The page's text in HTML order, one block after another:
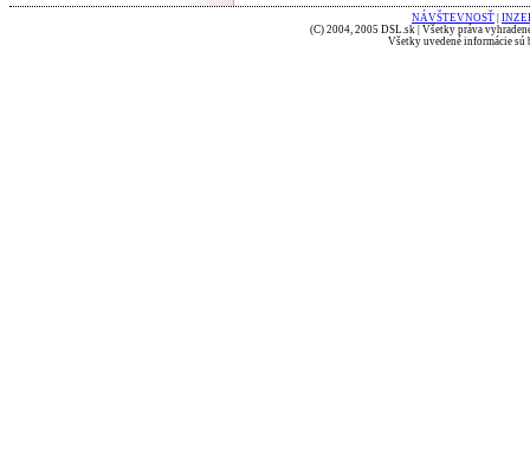
NÁVŠTEVNOSŤ
(C) 2004, 2005 DSL.sk | Všetky práva
Všetky uvedené informácie sú